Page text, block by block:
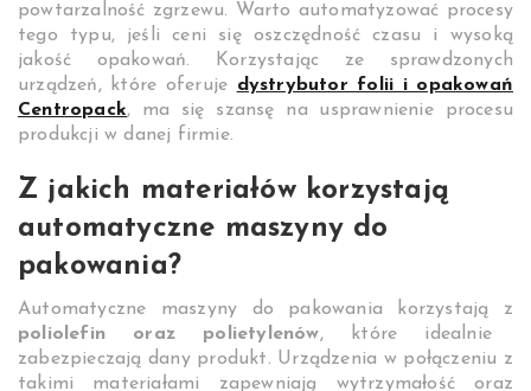
powtarzalność zgrzewu. Warto automatyzować procesy
tego typu, jeśli ceni się oszczędność czasu i wysoką
jakość opakowań. Korzystając ze sprawdzonych
urządzeń, które oferuje dystrybutor folii i opakowań
Centropack, ma się szansę na usprawnienie procesu
produkcji w danej firmie.
Z jakich materiałów korzystają
automatyczne maszyny do
pakowania?
Automatyczne maszyny do pakowania korzystają z
poliolefin oraz polietylenów, które idealnie
zabezpieczają dany produkt. Urządzenia w połączeniu z
takimi materiałami zapewniają wytrzymałość oraz